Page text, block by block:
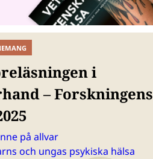
i
– Forskningens
på allvar
och ungas psykiska hälsa